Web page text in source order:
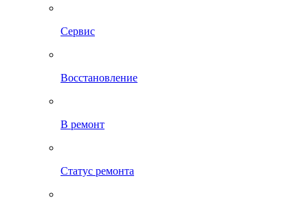
Сервис
Восстановление
В ремонт
Статус ремонта